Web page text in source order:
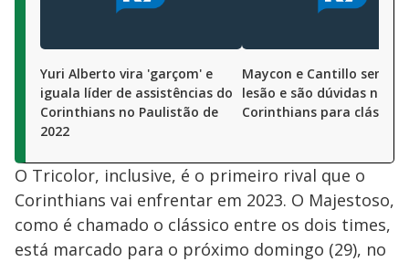
Yuri Alberto vira 'garçom' e
iguala líder de assistências do
Corinthians no Paulistão de
2022
Maycon e Cantillo sentem
lesão e são dúvidas no
Corinthians para clássico
O Tricolor, inclusive, é o primeiro rival que o
Corinthians vai enfrentar em 2023. O Majestoso,
como é chamado o clássico entre os dois times,
está marcado para o próximo domingo (29), no